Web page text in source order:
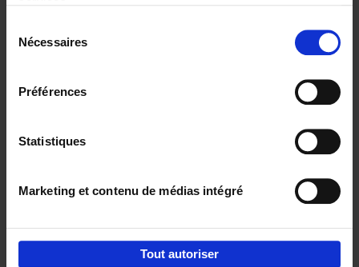
Nécessaires
Préférences
Statistiques
Marketing et contenu de médias intégré
Tout autoriser
Digital marketing like a PRO -
completely revised edition (EN)